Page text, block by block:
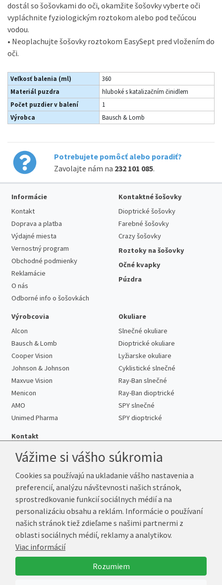
dostál so šošovkami do oči, okamžite šošovky vyberte oči
vypláchnite fyziologickým roztokom alebo pod tečúcou
vodou.
• Neoplachujte šošovky roztokom EasySept pred vložením do
oči.
Veľkosť balenia (ml)
360
Materiál puzdra
hluboké s katalizačním činidlem
Počet puzdier v balení
1
Výrobca
Bausch & Lomb
Potrebujete pomôcť alebo poradiť?
Zavolajte nám na 232 101 085.
Informácie
Kontakt
Doprava a platba
Výdajné miesta
Vernostný program
Obchodné podmienky
Reklamácie
O nás
Odborné info o šošovkách
Kontaktné šošovky
Dioptrické šošovky
Farebné šošovky
Crazy šošovky
Roztoky na šošovky
Očné kvapky
Púzdra
Výrobcovia
Alcon
Bausch & Lomb
Cooper Vision
Johnson & Johnson
Maxvue Vision
Menicon
AMO
Unimed Pharma
Okuliare
Slnečné okuliare
Dioptrické okuliare
Lyžiarske okuliare
Cyklistické slnečné
Ray-Ban slnečné
Ray-Ban dioptrické
SPY slnečné
SPY dioptrické
Kontakt
Telefón:+421 222 205 863
E-mail:info@kup-sosovky.sk
Reklamačná adresa
Andrea Votavová
Revoluční 1017
290 01 Poděbrady
Česká republika
Vážime si vášho súkromia
Cookies sa používajú na ukladanie vášho nastavenia a
preferencií, analýzu návštevnosti našich stránok,
sprostredkovanie funkcií sociálnych médií a na
personalizáciu obsahu a reklám. Informácie o používaní
našich stránok tiež zdieľame s našimi partnermi z
oblasti sociálnych médií, reklamy a analytikov.
Viac informácií
Rozumiem